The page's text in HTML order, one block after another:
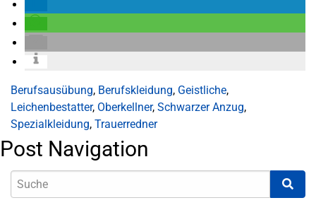
Berufsausübung, Berufskleidung, Geistliche,
Leichenbestatter, Oberkellner, Schwarzer Anzug,
Spezialkleidung, Trauerredner
Post Navigation